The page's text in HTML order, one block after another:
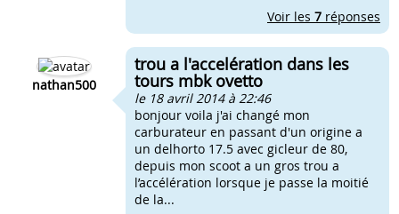
Voir les 7 réponses
nathan500
trou a l'accelération dans les
tours mbk ovetto
le 18 avril 2014 à 22:46
bonjour voila j'ai changé mon
carburateur en passant d'un origine a
un delhorto 17.5 avec gicleur de 80,
depuis mon scoot a un gros trou a
l’accélération lorsque je passe la moitié
de la...